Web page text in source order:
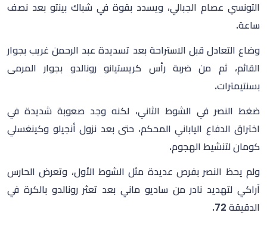
التونسي عصام الجبالي، ويسدد بقوة في شباك بينتو بعد نصف
ساعة.
وضاع التعادل قبل الاستراحة بعد تسديدة عبد الرحمن غريب بجوار
القائم، ثم من ضربة رأس كريستيانو رونالدو بجوار المرمى
بسنتيمترات.
ضغط النصر في الشوط الثاني، لكنه وجد صعوبة شديدة في
اختراق الدفاع الياباني المحكم، حتى بعد نزول أنجيلو وكينغسلي
كومان لتنشيط الهجوم.
ولم يحظ النصر بفرص عديدة مثل الشوط الأول، وتعرض الحارس
آراكي لتهديد نادر من ساديو ماني بعد تعثر رونالدو بالكرة في
الدقيقة 72.